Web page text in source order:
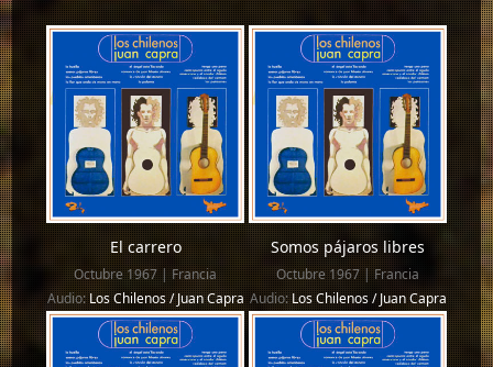
El carrero
Octubre 1967 | Francia
Audio:Los Chilenos / Juan Capra
Somos pájaros libres
Octubre 1967 | Francia
Audio:Los Chilenos / Juan Capra